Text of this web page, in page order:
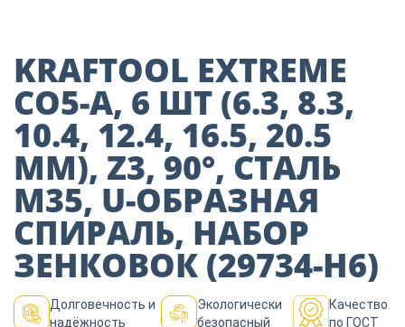
Декор
Изоляция
Инструменты
Продукция из
дерева
KRAFTOOL EXTREME
СО5-А, 6 ШТ (6.3, 8.3,
10.4, 12.4, 16.5, 20.5
ММ), Z3, 90°, СТАЛЬ
M35, U-ОБРАЗНАЯ
СПИРАЛЬ, НАБОР
ЗЕНКОВОК (29734-H6)
Долговечность и
надёжность
Экологически
безопасный
Качество
по ГОСТ